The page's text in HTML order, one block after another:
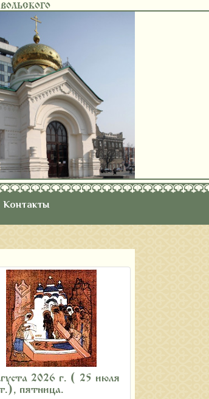
Контакты
2026 г. ( 25 июля
пятница.